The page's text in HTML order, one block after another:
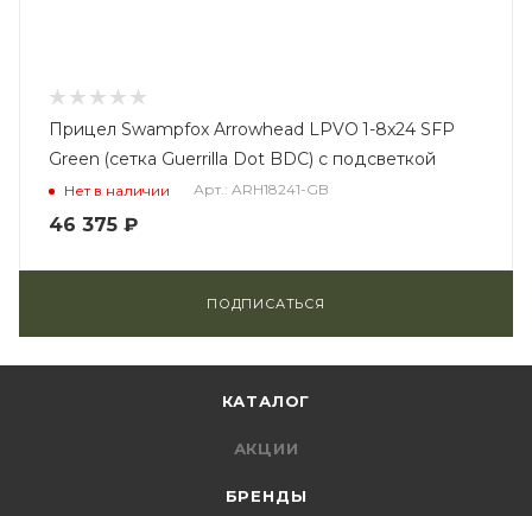
Прицел Swampfox Arrowhead LPVO 1-8x24 SFP
Green (сетка Guerrilla Dot BDC) с подсветкой
Нет в наличии Арт.: ARH18241-GB
46 375 ₽
ПОДПИСАТЬСЯ
КАТАЛОГ
АКЦИИ
БРЕНДЫ